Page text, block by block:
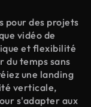
pour des projets
vidéo de
et flexibilité
du temps sans
une landing
verticale,
s'adapter aux